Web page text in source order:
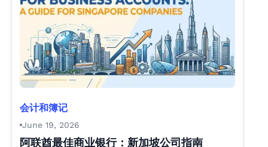
会计和簿记
June 19, 2026
阿联酋最佳商业银行：新加坡公司指南